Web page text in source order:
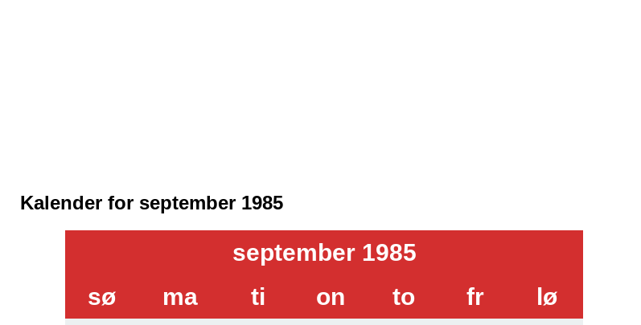
Kalender for september 1985
september 1985
sø
ma ti on to fr lø